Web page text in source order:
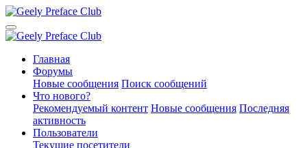
Главная
Форумы
Новые сообщения Поиск сообщений
Что нового?
Рекомендуемый контент Новые сообщения Последняя
активность
Пользователи
Текущие посетители